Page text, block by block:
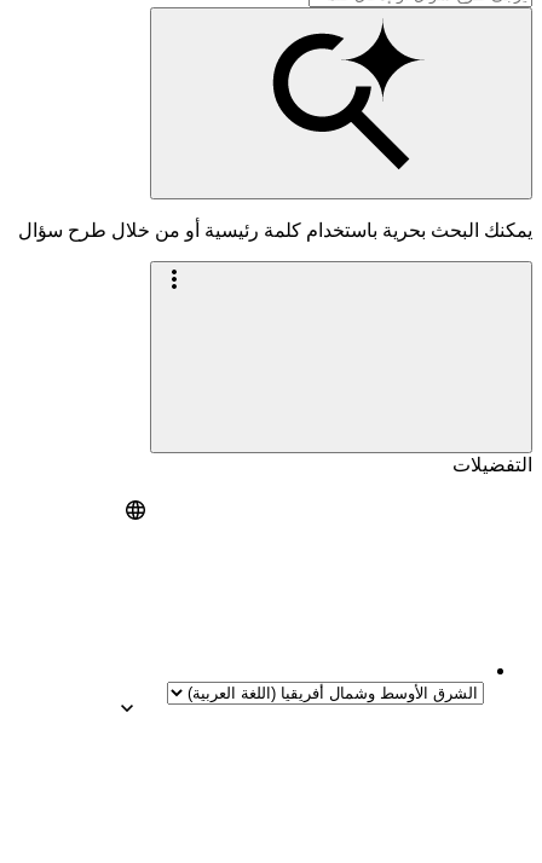
يمكنك البحث بحرية باستخدام كلمة رئيسية أو من خلال طرح سؤال
التفضيلات